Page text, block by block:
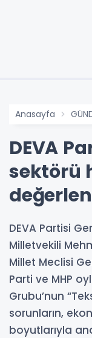
Anasayfa
DEVA
sektörü
DEVA Partisi
Milletvekili
Millet Meclisi
Parti ve MHP
Grubu’nun
sorunların,
boyutlarıyla